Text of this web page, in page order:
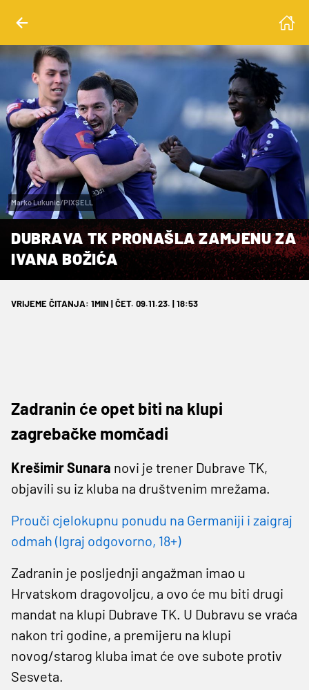
Marko Lukunic/PIXSELL
DUBRAVA TK PRONAŠLA ZAMJENU ZA
IVANA BOŽIĆA
VRIJEME ČITANJA: 1MIN | ČET. 09.11.23. | 18:53
Zadranin će opet biti na klupi
zagrebačke momčadi
Krešimir Sunara novi je trener Dubrave TK,
objavili su iz kluba na društvenim mrežama.
Prouči cjelokupnu ponudu na Germaniji i zaigraj
odmah (Igraj odgovorno, 18+)
Zadranin je posljednji angažman imao u
Hrvatskom dragovoljcu, a ovo će mu biti drugi
mandat na klupi Dubrave TK. U Dubravu se vraća
nakon tri godine, a premijeru na klupi
novog/starog kluba imat će ove subote protiv
Sesveta.